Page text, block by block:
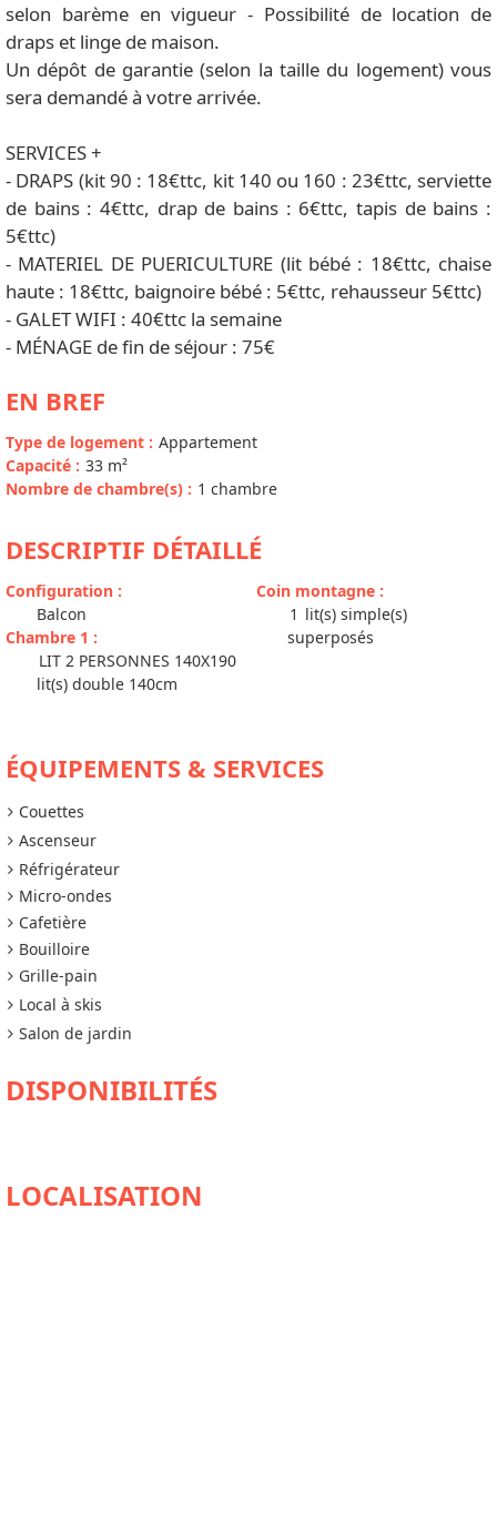
selon barème en vigueur - Possibilité de location de
draps et linge de maison.
Un dépôt de garantie (selon la taille du logement) vous
sera demandé à votre arrivée.
SERVICES +
- DRAPS (kit 90 : 18€ttc, kit 140 ou 160 : 23€ttc, serviette
de bains : 4€ttc, drap de bains : 6€ttc, tapis de bains :
5€ttc)
- MATERIEL DE PUERICULTURE (lit bébé : 18€ttc, chaise
haute : 18€ttc, baignoire bébé : 5€ttc, rehausseur 5€ttc)
- GALET WIFI : 40€ttc la semaine
- MÉNAGE de fin de séjour : 75€
EN BREF
Type de logement : Appartement
Capacité : 33 m²
Nombre de chambre(s) : 1 chambre
DESCRIPTIF DÉTAILLÉ
Configuration :
Balcon
Chambre 1 :
LIT 2 PERSONNES 140X190
lit(s) double 140cm
Coin montagne :
1 lit(s) simple(s)
superposés
ÉQUIPEMENTS & SERVICES
Couettes
Ascenseur
Réfrigérateur
Micro-ondes
Cafetière
Bouilloire
Grille-pain
Local à skis
Salon de jardin
DISPONIBILITÉS